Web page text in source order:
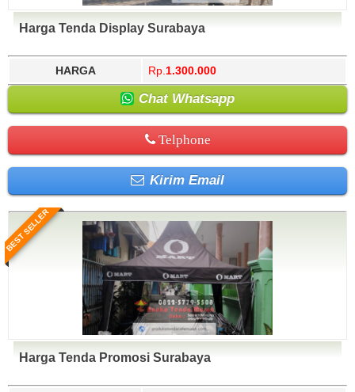
Harga Tenda Display Surabaya
HARGA Rp. 1.300.000
Chat Whatsapp
Telphone
Kirim Email
BEST SELLER
Harga Tenda Promosi Surabaya